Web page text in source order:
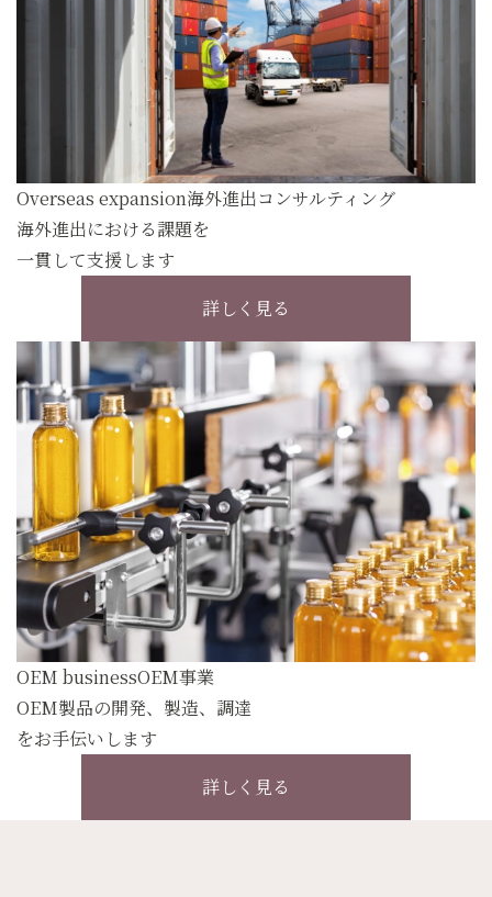
Overseas expansion海外進出コンサルティング
海外進出における課題を
一貫して支援します
詳しく見る
OEM businessOEM事業
OEM製品の開発、製造、調達
をお手伝いします
詳しく見る